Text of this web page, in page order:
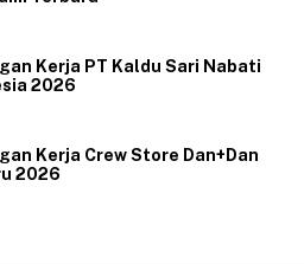
Kerja PT Kaldu Sari Nabati
2026
Kerja Crew Store Dan+Dan
2026